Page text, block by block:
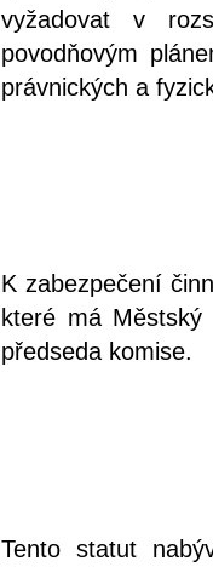
vyžadovat v
povodňovým
právnických a
K zabezpečení
které má
předseda komise.
Tento statut